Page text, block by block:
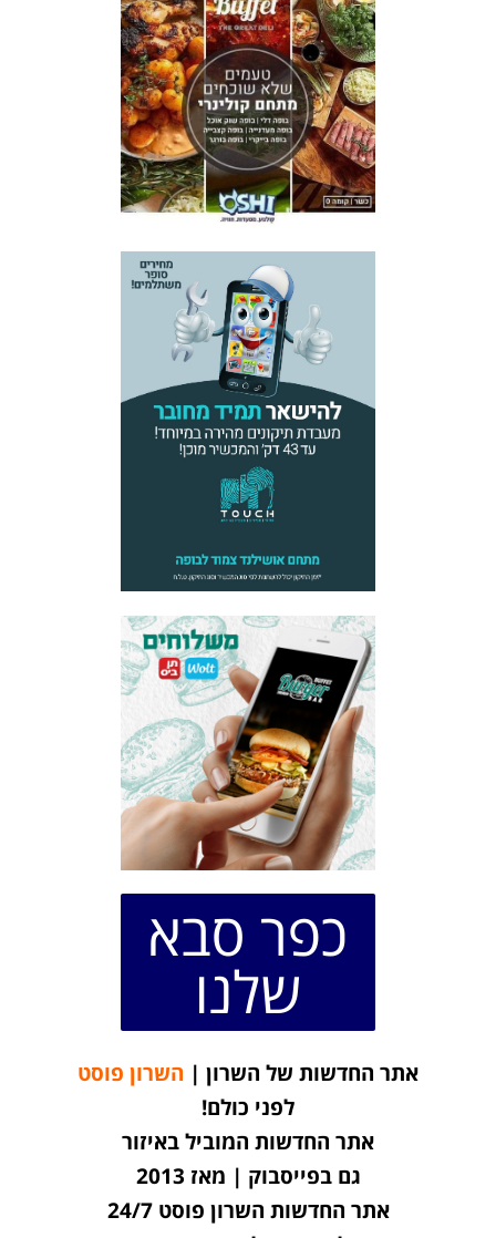
כפר סבא
שלנו
אתר החדשות של השרון | השרון פוסט
לפני כולם!
אתר החדשות המוביל באיזור
גם בפייסבוק | מאז 2013
אתר החדשות השרון פוסט 24/7